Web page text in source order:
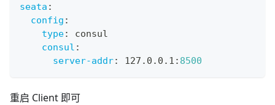
seata :
config :
type:
consul
consul :
server-addr: 127.0.0.1 : 8500
重启 Client 即可